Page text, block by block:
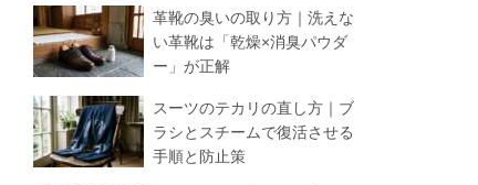
革靴の臭いの取り方｜洗えな
い革靴は「乾燥×消臭パウダ
ー」が正解
スーツのテカリの直し方｜ブ
ラシとスチームで復活させる
手順と防止策